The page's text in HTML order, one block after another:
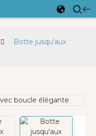
Botte jusqu'aux